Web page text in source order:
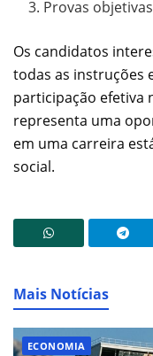
Provas
Os candidatos
todas as instruções
participação efetiva
representa uma
em uma carreira
social.
Mais Notícias
ECONOMIA